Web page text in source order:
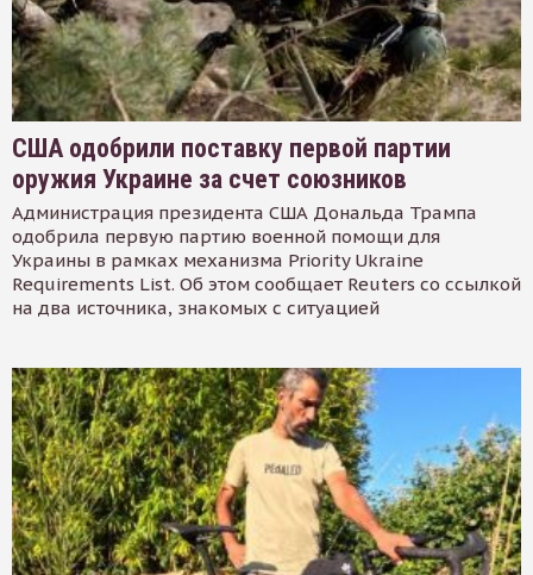
США одобрили поставку первой партии
оружия Украине за счет союзников
Администрация президента США Дональда Трампа
одобрила первую партию военной помощи для
Украины в рамках механизма Priority Ukraine
Requirements List. Об этом сообщает Reuters со ссылкой
на два источника, знакомых с ситуацией